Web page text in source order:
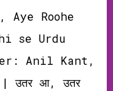
Roohe
se Urdu
Anil Kant,
उतर आ, उतर